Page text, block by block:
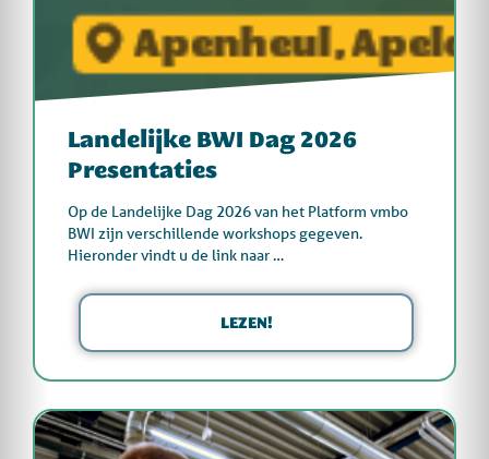
Landelijke BWI Dag 2026
Presentaties
Op de Landelijke Dag 2026 van het Platform vmbo
BWI zijn verschillende workshops gegeven.
Hieronder vindt u de link naar …
LEZEN!